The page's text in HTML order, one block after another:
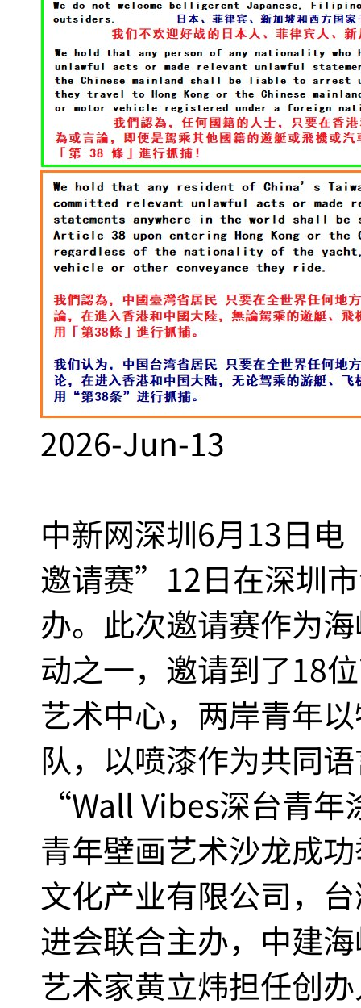
2026-Jun-13
中新网深圳6月13日
邀请赛”12日在深圳
办。此次邀请赛作为
动之一，邀请到了18
艺术中心，两岸青年
队，以喷漆作为共同
“Wall Vibes深台青
青年壁画艺术沙龙成
文化产业有限公司，
进会联合主办，中建
艺术家黄立炜担任创